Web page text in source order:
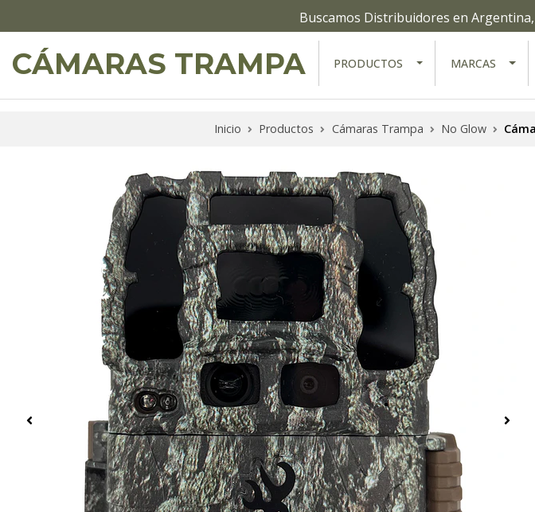
CÁMARAS TRAMPA PRODUCTOS MARCAS
Buscamos Distribuidores en
Inicio Productos Cámaras Trampa No Glow